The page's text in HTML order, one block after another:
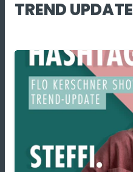
TREND UPDATE​